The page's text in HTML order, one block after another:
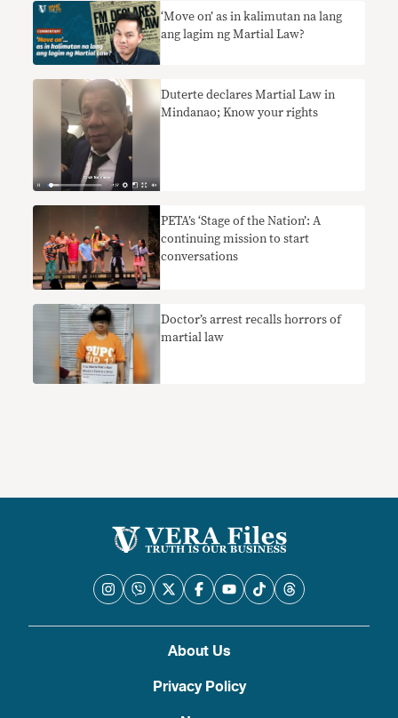
‘Move on’ as in kalimutan na lang
ang lagim ng Martial Law?
Duterte declares Martial Law in
Mindanao; Know your rights
PETA’s ‘Stage of the Nation’: A
continuing mission to start
conversations
Doctor’s arrest recalls horrors of
martial law
About Us
Privacy Policy